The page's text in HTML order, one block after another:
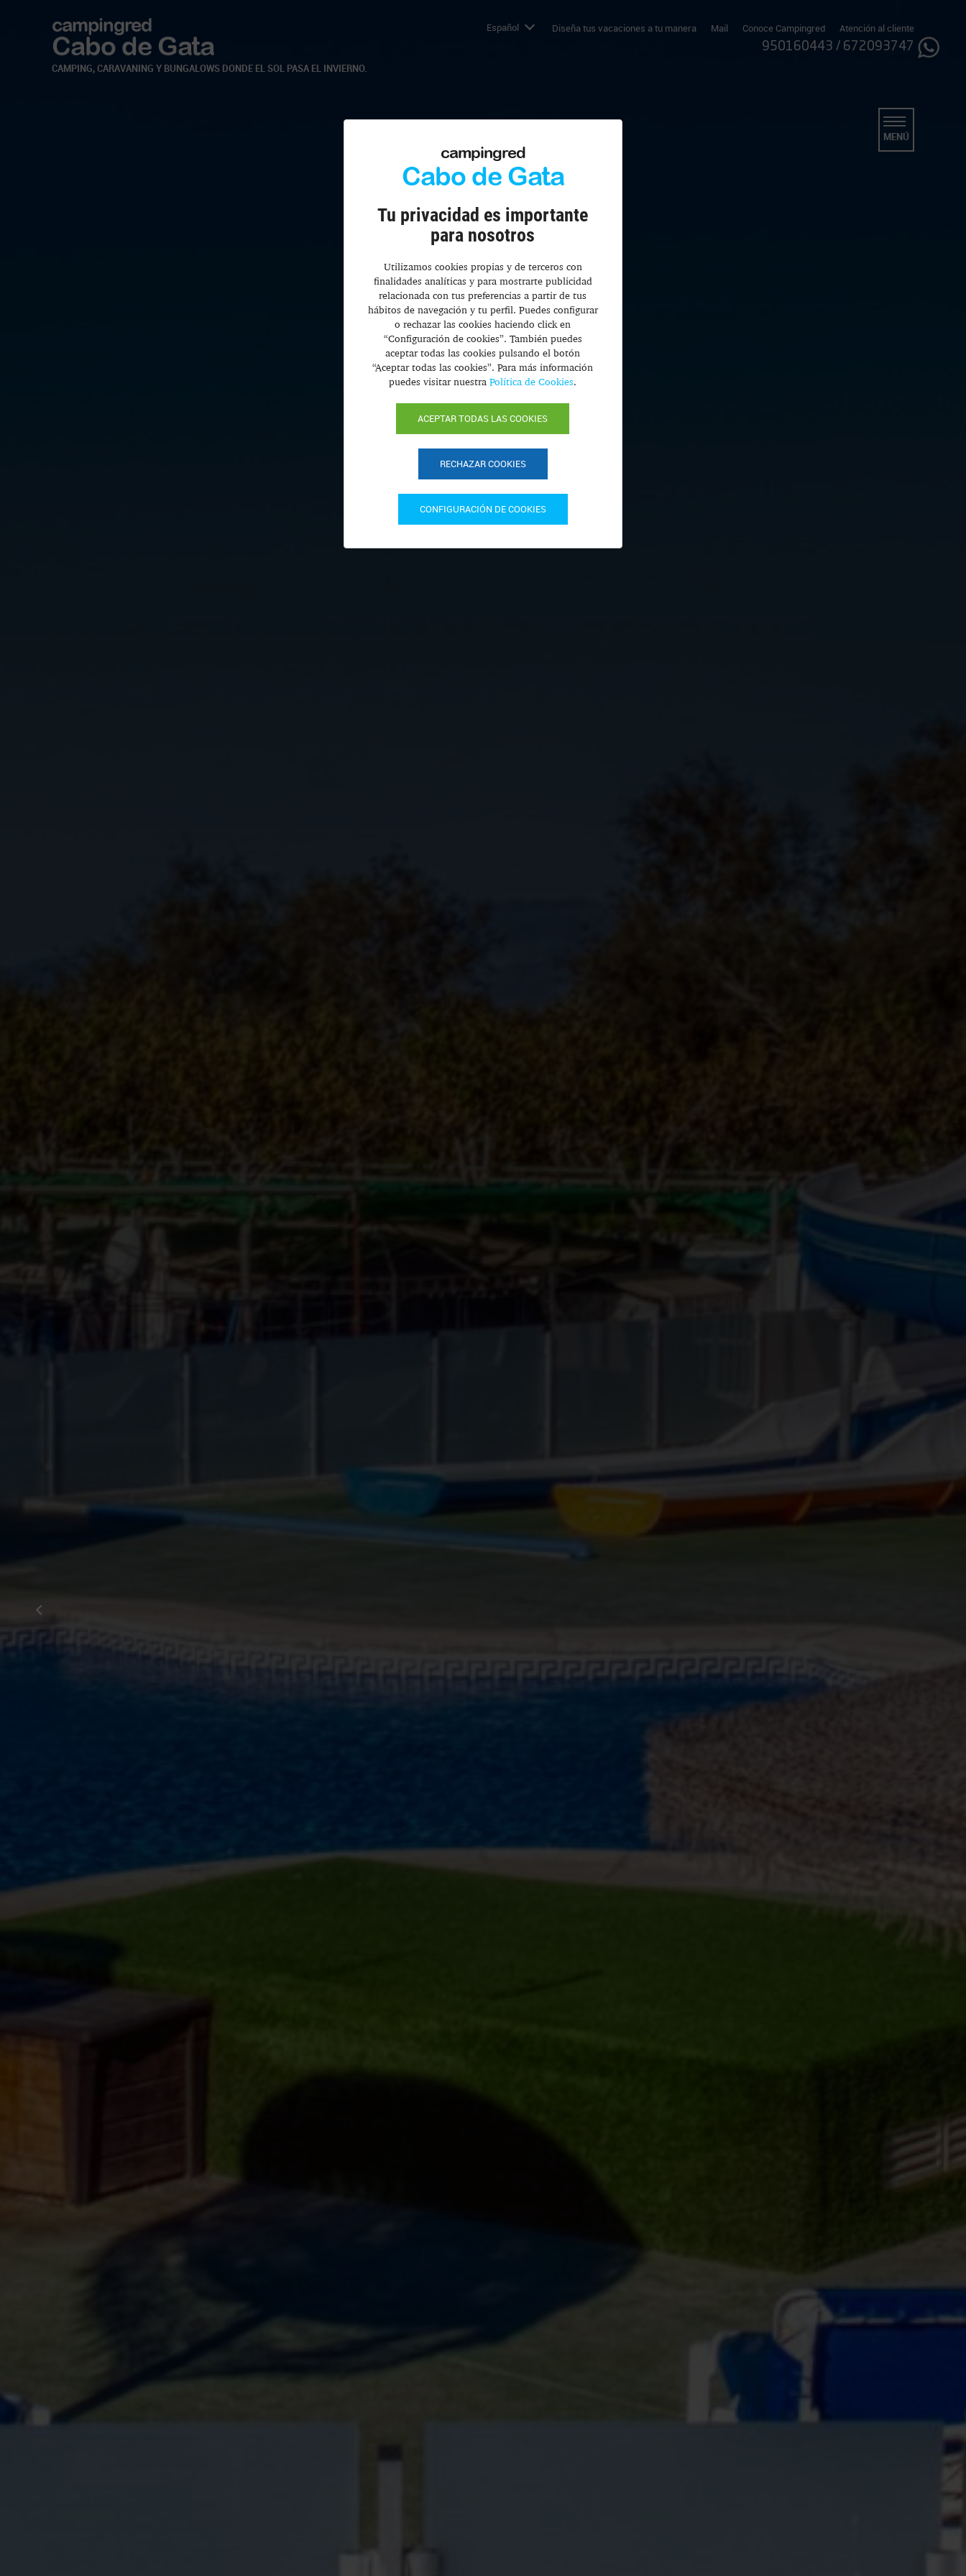
campingred
Cabo de Gata
CAMPING, CARAVANING Y BUNGALOWS DONDE EL SOL PASA EL INVIERNO.
Español Diseña tus vacaciones a tu manera Mail
Conoce Campingred
950160443 / 672093747
Atención al cliente
MENÚ
campingred
Cabo de Gata
Tu privacidad es importante
para nosotros
Utilizamos cookies propias y de terceros con
finalidades analíticas y para mostrarte publicidad
relacionada con tus preferencias a partir de tus
hábitos de navegación y tu perfil. Puedes configurar
o rechazar las cookies haciendo click en
“Configuración de cookies”. También puedes
aceptar todas las cookies pulsando el botón
“Aceptar todas las cookies”. Para más información
puedes visitar nuestraPolítica de Cookies.
ACEPTAR TODAS LAS COOKIES
RECHAZAR COOKIES
CONFIGURACIÓN DE COOKIES